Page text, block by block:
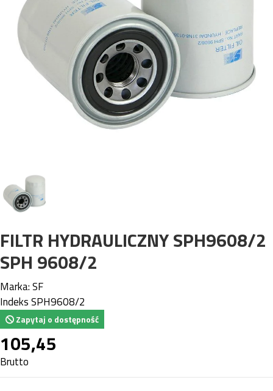
FILTR HYDRAULICZNY SPH9608/2
SPH 9608/2
Marka:SF
IndeksSPH9608/2
Zapytaj o dostępność
105,45
Brutto